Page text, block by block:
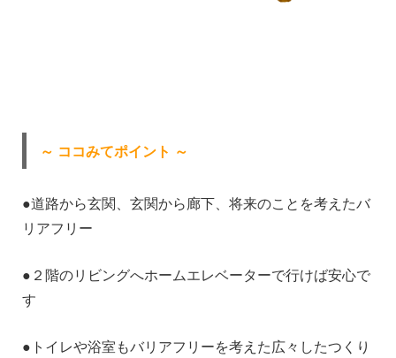
～ ココみてポイント ～
●道路から玄関、玄関から廊下、将来のことを考えたバ
リアフリー
●２階のリビングへホームエレベーターで行けば安心で
す
●トイレや浴室もバリアフリーを考えた広々したつくり